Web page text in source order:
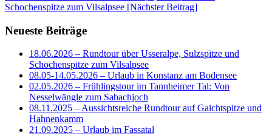
Schochenspitze zum Vilsalpsee [Nächster Beitrag]
Neueste Beiträge
18.06.2026 – Rundtour über Usseralpe, Sulzspitze und
Schochenspitze zum Vilsalpsee
08.05-14.05.2026 – Urlaub in Konstanz am Bodensee
02.05.2026 – Frühlingstour im Tannheimer Tal: Von
Nesselwängle zum Sabachjoch
08.11.2025 – Aussichtsreiche Rundtour auf Gaichtspitze und
Hahnenkamm
21.09.2025 – Urlaub im Fassatal